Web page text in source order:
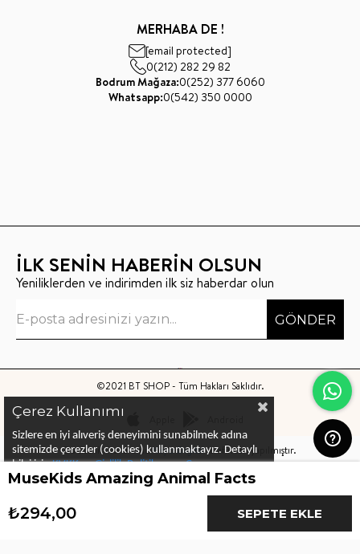
MERHABA DE !
[email protected]
0(212) 282 29 82
Bodrum Mağaza:0(252) 377 6060
Whatsapp:0(542) 350 0000
İLK SENİN HABERİN OLSUN
Yeniliklerden ve indirimden ilk siz haberdar olun
GÖNDER
©2021 BT SHOP - Tüm Hakları Saklıdır.
Bu sitenin kurulumuKeyo Digitaltarafından yapılmıştır.
Çerez Kullanımı
Sizlere en iyi alıveriş deneyimini sunabilmek adına
sitemizde çerezler (cookies) kullanmaktayız. Detaylı
bilgi için KVKK ve Gizlilik Politikası veÇerez
Politikalarını inceleyebilirsiniz
MuseKids Amazing Animal Facts
₺294,00